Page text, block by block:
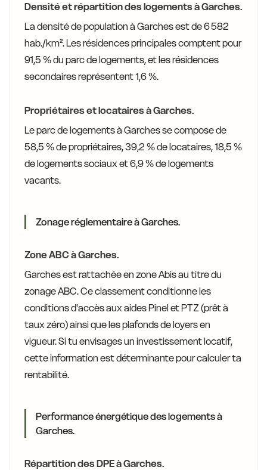
Densité et répartition des logements à Garches.
La densité de population à Garches est de 6 582
hab./km². Les résidences principales comptent pour
91,5 % du parc de logements, et les résidences
secondaires représentent 1,6 %.
Propriétaires et locataires à Garches.
Le parc de logements à Garches se compose de
58,5 % de propriétaires, 39,2 % de locataires, 18,5 %
de logements sociaux et 6,9 % de logements
vacants.
Zonage réglementaire à Garches.
Zone ABC à Garches.
Garches est rattachée en zone Abis au titre du
zonage ABC. Ce classement conditionne les
conditions d'accès aux aides Pinel et PTZ (prêt à
taux zéro) ainsi que les plafonds de loyers en
vigueur. Si tu envisages un investissement locatif,
cette information est déterminante pour calculer ta
rentabilité.
Performance énergétique des logements à
Garches.
Répartition des DPE à Garches.